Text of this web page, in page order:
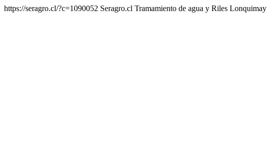
https://seragro.cl/?c=1090052 Seragro.cl Tramamiento de agua y Riles Lonquimay